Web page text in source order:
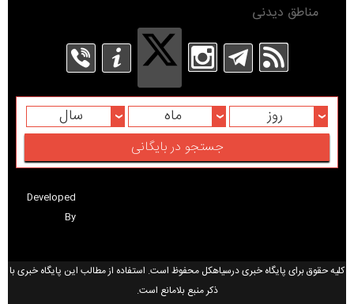
مناطق دیدنی
روز ماه سال
Developed
By
کلیه حقوق برای پایگاه خبری درسیاهکل محفوظ است. استفاده از مطالب این پایگاه خبری با
ذکر منبع بلامانع است.